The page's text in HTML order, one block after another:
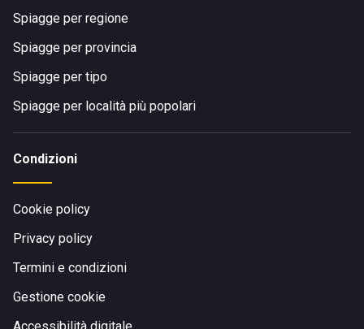
Spiagge per regione
Spiagge per provincia
Spiagge per tipo
Spiagge per località più popolari
Condizioni
Cookie policy
Privacy policy
Termini e condizioni
Gestione cookie